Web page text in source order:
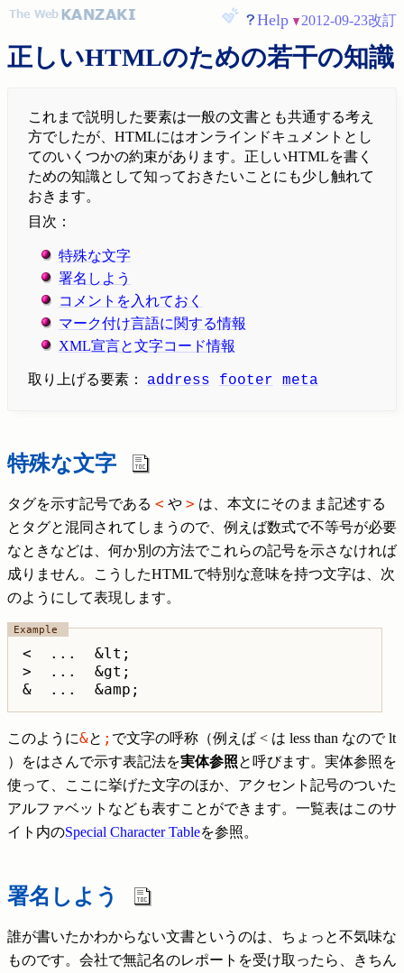
Help 2012-09-23改訂
正しいHTMLのための若干の知識
これまで説明した要素は一般の文書とも共通する考え
方でしたが、HTMLにはオンラインドキュメントとし
てのいくつかの約束があります。正しいHTMLを書く
ための知識として知っておきたいことにも少し触れて
おきます。
目次：
特殊な文字
署名しよう
コメントを入れておく
マーク付け言語に関する情報
XML宣言と文字コード情報
取り上げる要素： address footer meta
特殊な文字
タグを示す記号である < や > は、本文にそのまま記述する
とタグと混同されてしまうので、例えば数式で不等号が必要
なときなどは、何か別の方法でこれらの記号を示さなければ
成りません。こうしたHTMLで特別な意味を持つ文字は、次
のようにして表現します。
<  ...  &lt;
>  ...  &gt;
&  ...  &amp;
このように&と ; で文字の呼称（例えば < は less than なので lt
）をはさんで示す表記法を実体参照と呼びます。実体参照を
使って、ここに挙げた文字のほか、アクセント記号のついた
アルファベットなども表すことができます。一覧表はこのサ
イト内のSpecial Character Tableを参照。
署名しよう
誰が書いたかわからない文書というのは、ちょっと不気味な
ものです。会社で無記名のレポートを受け取ったら、きちん